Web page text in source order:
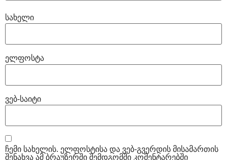
სახელი
ელფოსტა
ვებ-საიტი
ჩემი სახელის. ელფოსტისა და ვებ-გვერდის მისამართის
შენახვა ამ ბრაუზერში შემდგომში კომენტარებში